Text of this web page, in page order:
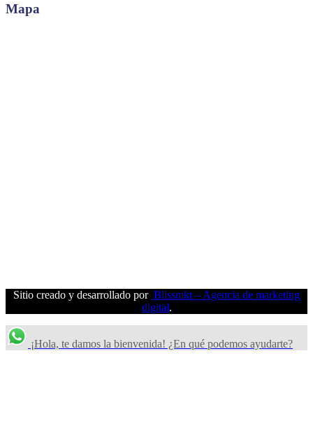
Mapa
Sitio creado y desarrollado por Blissmkt – Agencia de marketing
digital.
¡Hola, te damos la bienvenida! ¿En qué podemos ayudarte?